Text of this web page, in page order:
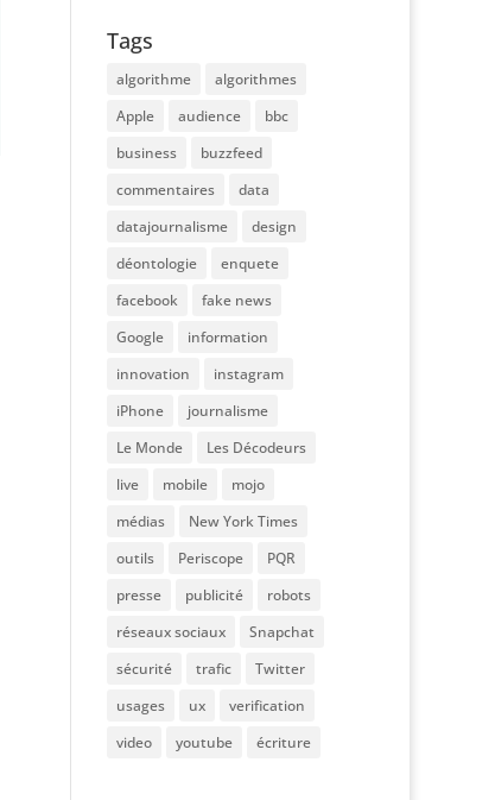
Tags
algorithme
algorithmes
Apple
audience
bbc
business
buzzfeed
commentaires
data
datajournalisme
design
déontologie
enquete
facebook
fake news
Google
information
innovation
instagram
iPhone
journalisme
Le Monde
Les Décodeurs
live
mobile
mojo
médias
New York Times
outils
Periscope
PQR
presse
publicité
robots
réseaux sociaux
Snapchat
sécurité
trafic
Twitter
usages
ux
verification
video
youtube écriture